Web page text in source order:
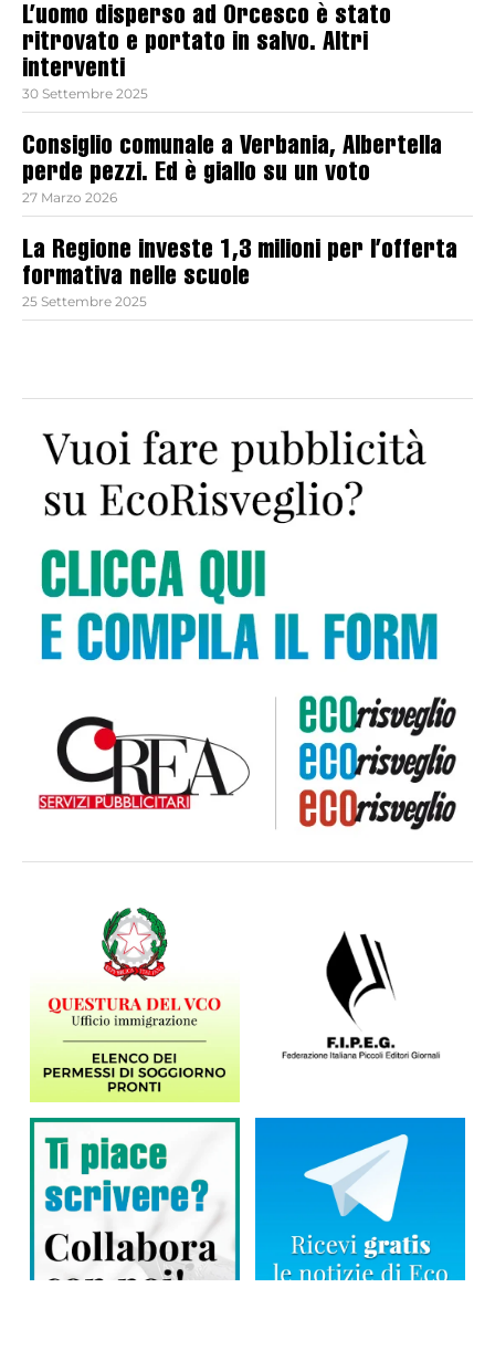
L’uomo disperso ad Orcesco è stato
ritrovato e portato in salvo. Altri
interventi
30 Settembre 2025
Consiglio comunale a Verbania, Albertella
perde pezzi. Ed è giallo su un voto
27 Marzo 2026
La Regione investe 1,3 milioni per l’offerta
formativa nelle scuole
25 Settembre 2025